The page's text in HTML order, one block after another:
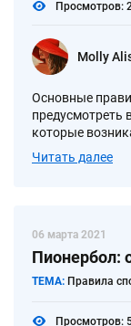
Просмотров:
Molly
Основные
предусмотреть
которые
Читать далее
06 марта 2021
Пионербол:
ТЕМА: Правила
Просмотров: